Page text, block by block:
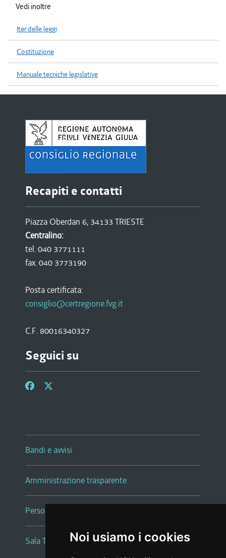
Noi usiamo i cookies
Vedi inoltre
Iter delle leggi
Costituzione
Manuale tecniche legislative
Recapiti e contatti
Piazza Oberdan 6, 34133 TRIESTE
Centralino:
tel. 040 3771111
fax. 040 3773190
Posta certificata:
consiglio@certregione.fvg.it
C.F. 80016340327
Seguici su
Bandi e avvisi
Amministrazione trasparente
Persone e Uffici
Sala Tiziano Tessitori